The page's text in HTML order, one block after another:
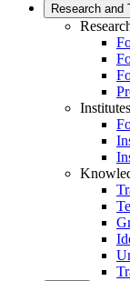
Research and
Institutes